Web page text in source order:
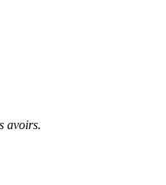
avoirs.